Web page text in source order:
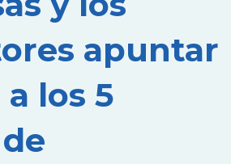
apuntar
los 5